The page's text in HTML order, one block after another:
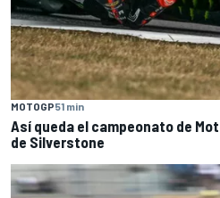
MOTOGP51 min
Así queda el campeonato de
de Silverstone